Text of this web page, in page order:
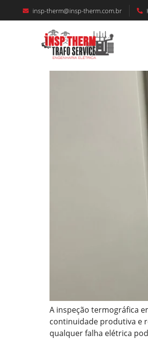
insp-therm@insp-therm.com.br
INSPEÇÃO
Grande Porte
A inspeção termográfica
continuidade produtiva e
qualquer falha elétrica